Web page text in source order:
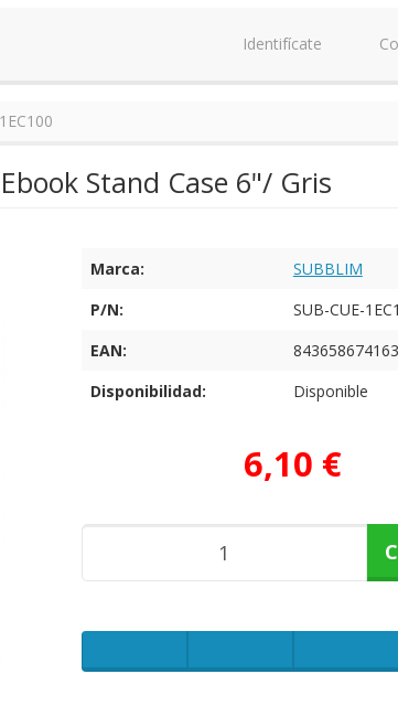
Identifícate
Stand Case 6"/ Gris
Marca:
SUBBLIM
P/N:
SUB-CUE-
EAN:
Disponibilidad:
Disponible
6,10 €